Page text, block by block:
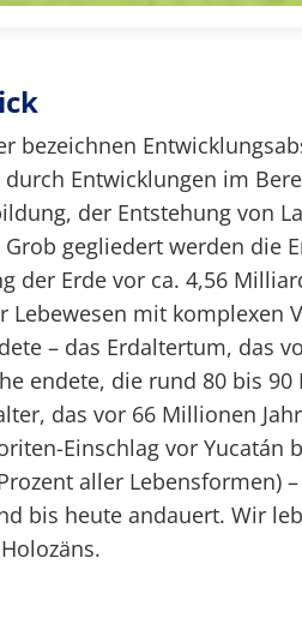
bezeichnen
Entwicklungen im
der Entstehung von
Grob gegliedert werden die
der Erde vor ca. 4,56
Lebewesen mit komplexen
– das Erdaltertum, das
endete, die rund 80 bis
das vor 66 Millionen
Einschlag vor Yucatán
aller Lebensformen)
bis heute andauert. Wir